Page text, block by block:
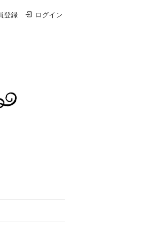
登録 ログイン